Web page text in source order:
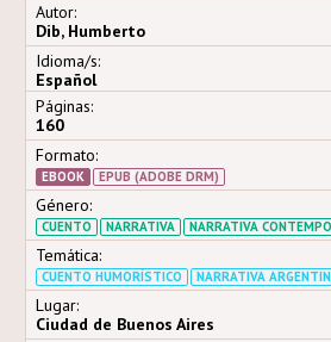
Autor:
Dib, Humberto
Idioma/s:
Español
Páginas:
160
Formato:
EBOOK EPUB (ADOBE DRM)
Género:
CUENTO NARRATIVA NARRATIVA
Temática:
CUENTO HUMORÍSTICO NARRATIVA
Lugar:
Ciudad de Buenos Aires